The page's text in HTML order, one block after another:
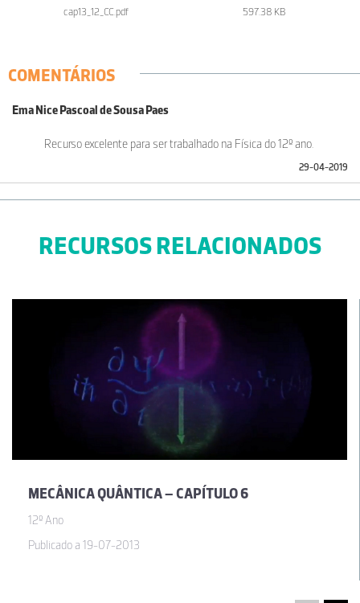
cap13_12_CC.pdf 597.38 KB
COMENTÁRIOS
Ema Nice Pascoal de Sousa Paes
Recurso excelente para ser trabalhado na Física do 12º ano.
29-04-2019
RECURSOS RELACIONADOS
MECÂNICA QUÂNTICA – CAPÍTULO 6
12º Ano
Publicado a 19-07-2013